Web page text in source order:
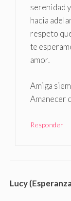
serenidad
hacia
respeto
te
amor.
Amiga
Amanecer
Responder
Lucy